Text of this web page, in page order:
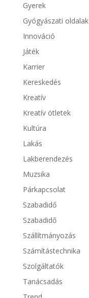
Gyerek
Gyógyászati oldalak
Innováció
Játék
Karrier
Kereskedés
Kreatív
Kreatív ötletek
Kultúra
Lakás
Lakberendezés
Muzsika
Párkapcsolat
Szabadidő
Szabadidő
Szállítmányozás
Számítástechnika
Szolgáltatók
Tanácsadás